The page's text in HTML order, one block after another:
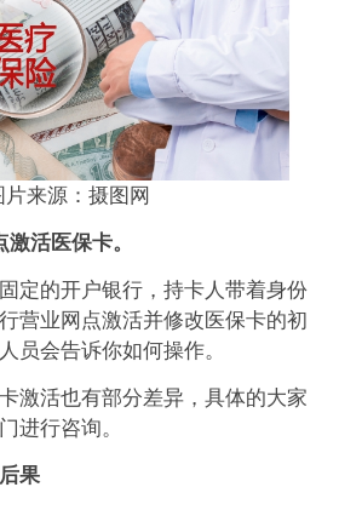
片来源：摄图网
活医保卡。
的开户银行，持卡人带着身份
营业网点激活并修改医保卡的初
员会告诉你如何操作。
活也有部分差异，具体的大家
进行咨询。
果